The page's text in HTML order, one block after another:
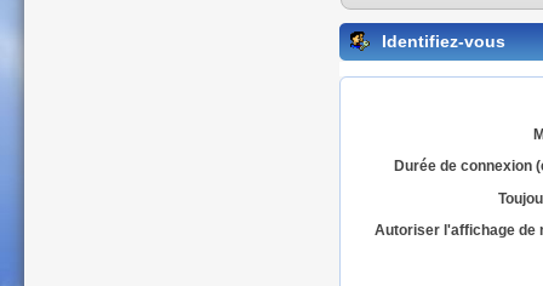
Identifiez-vous
Durée de connexion
Autoriser l'affichage de